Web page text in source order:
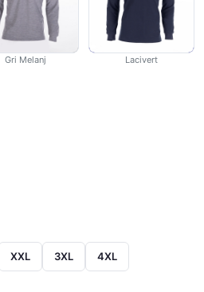
Gri Melanj Lacivert
XXL 3XL 4XL